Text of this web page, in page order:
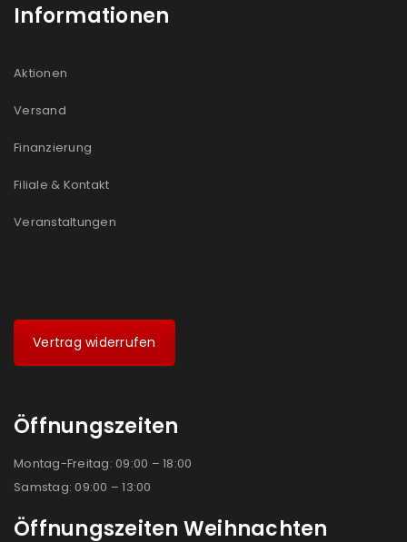
Informationen
Aktionen
Versand
Finanzierung
Filiale & Kontakt
Veranstaltungen
Vertrag widerrufen
Öffnungszeiten
Montag-Freitag: 09:00 – 18:00
Samstag: 09:00 – 13:00
Öffnungszeiten Weihnachten